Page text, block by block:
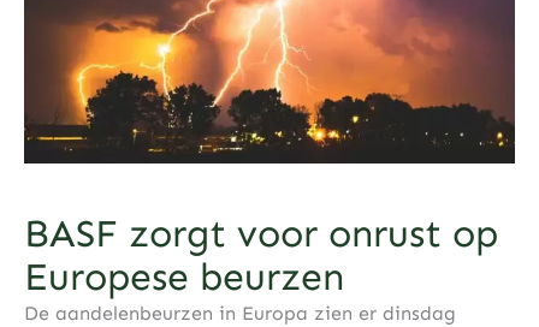
BASF zorgt voor onrust op
Europese beurzen
De aandelenbeurzen in Europa zien er dinsdag